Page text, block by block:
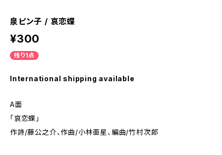
泉ピン子 / 哀恋蝶
¥300
残り1点
International shipping available
A面
「哀恋蝶」
作詩/藤公之介、作曲/小林亜星、編曲/竹村次郎